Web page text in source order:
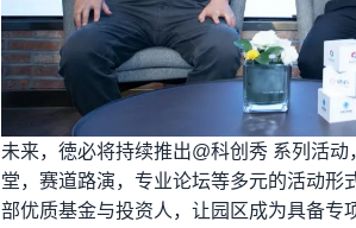
未来，徳必将持续推出@科创秀 系列活
堂，赛道路演，专业论坛等多元的活动
部优质基金与投资人，让园区成为具备专